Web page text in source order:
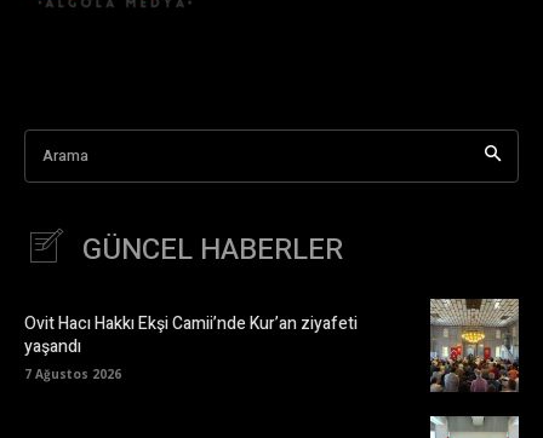
Arama
GÜNCEL HABERLER
Ovit Hacı Hakkı Ekşi Camii’nde Kur’an ziyafeti
yaşandı
7 Ağustos 2026